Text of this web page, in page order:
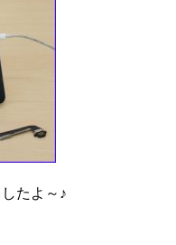
たよ～♪